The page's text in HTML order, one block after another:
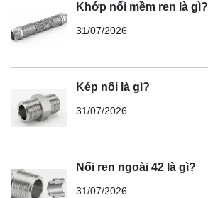
Khớp nối mềm ren là gì?
31/07/2026
Kép nối là gì?
31/07/2026
Nối ren ngoài 42 là gì?
31/07/2026